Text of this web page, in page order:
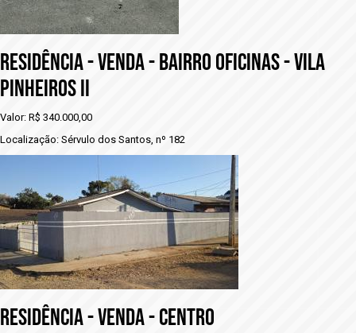
RESIDÊNCIA - VENDA - BAIRRO OFICINAS - VILA
PINHEIROS II
Valor: R$ 340.000,00
Localização: Sérvulo dos Santos, nº 182
RESIDÊNCIA - VENDA - CENTRO